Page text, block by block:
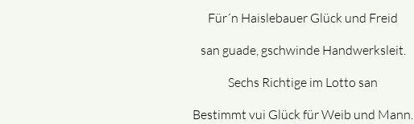
Für´n Haislebauer Glück und Freid
san guade, gschwinde Handwerksleit.
Sechs Richtige im Lotto san
Bestimmt vui Glück für Weib und Mann.